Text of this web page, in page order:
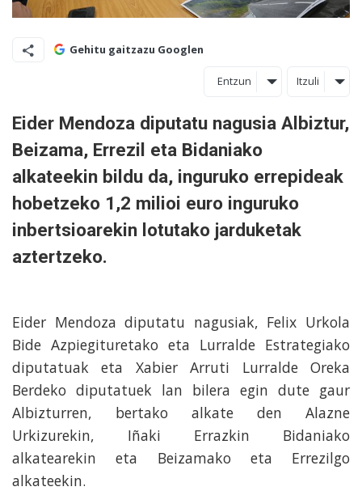
Gehitu gaitzazu Googlen
Entzun Itzuli
Eider Mendoza diputatu nagusia Albiztur,
Beizama, Errezil eta Bidaniako
alkateekin bildu da, inguruko errepideak
hobetzeko 1,2 milioi euro inguruko
inbertsioarekin lotutako jarduketak
aztertzeko.
Eider Mendoza diputatu nagusiak, Felix Urkola
Bide Azpiegituretako eta Lurralde Estrategiako
diputatuak eta Xabier Arruti Lurralde Oreka
Berdeko diputatuek lan bilera egin dute gaur
Albizturren, bertako alkate den Alazne
Urkizurekin, Iñaki Errazkin Bidaniako
alkatearekin eta Beizamako eta Errezilgo
alkateekin.